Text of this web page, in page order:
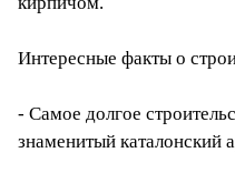
Интересные факты о
- Самое долгое
знаменитый каталонский